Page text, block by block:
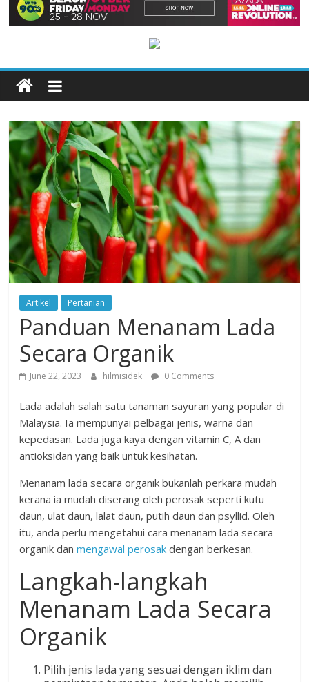
Artikel Pertanian
Panduan Menanam Lada
Secara Organik
June 22, 2023 hilmisidek 0 Comments
Lada adalah salah satu tanaman sayuran yang popular di
Malaysia. Ia mempunyai pelbagai jenis, warna dan
kepedasan. Lada juga kaya dengan vitamin C, A dan
antioksidan yang baik untuk kesihatan.
Menanam lada secara organik bukanlah perkara mudah
kerana ia mudah diserang oleh perosak seperti kutu
daun, ulat daun, lalat daun, putih daun dan psyllid. Oleh
itu, anda perlu mengetahui cara menanam lada secara
organik danmengawal perosak dengan berkesan.
Langkah-langkah
Menanam Lada Secara
Organik
Pilih jenis lada yang sesuai dengan iklim dan